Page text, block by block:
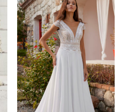
aan
verlanglijst